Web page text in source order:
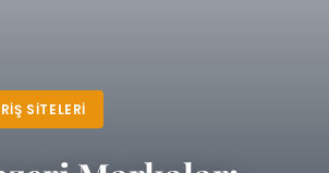
SITELERI